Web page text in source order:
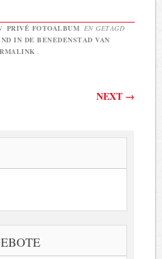
PRIVÉ FOTOALBUM EN GETAGD
IN DE BENEDENSTAD VAN
NEXT →